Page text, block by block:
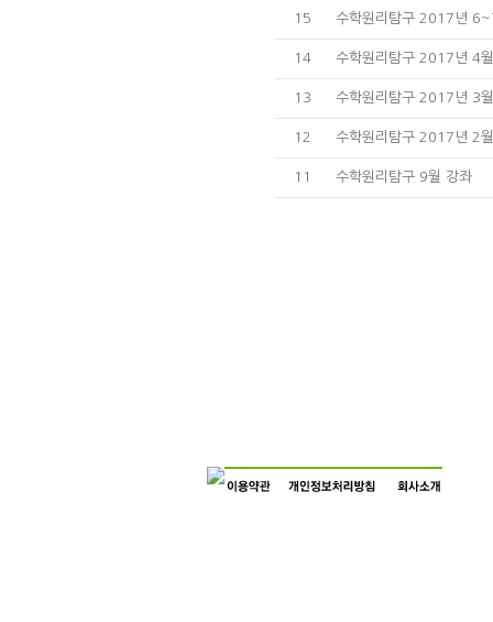
15 수학원리탐구 2017년
14 수학원리탐구 2017년 4
13 수학원리탐구 2017년 3
12 수학원리탐구 2017년 2
11 수학원리탐구 9월 강좌